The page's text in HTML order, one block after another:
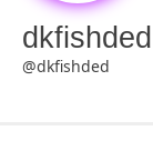
dkfishded
@dkfishded